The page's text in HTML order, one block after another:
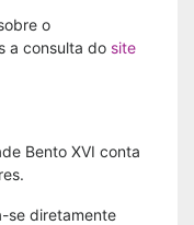
o
a consulta do site
Bento XVI conta
se diretamente